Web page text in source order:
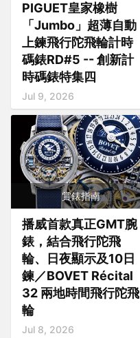
PIGUET皇家橡樹
「Jumbo」超薄自動
上鍊飛行陀飛輪計時
碼錶RD#5 -- 創新計
時碼錶特集四
Jul 9, 2026
賞錶指南
播威首款真正GMT腕
錶，結合飛行陀飛
輪、日夜顯示及10日
鍊／BOVET Récital
32 兩地時間飛行陀飛
輪
Jul 8, 2026